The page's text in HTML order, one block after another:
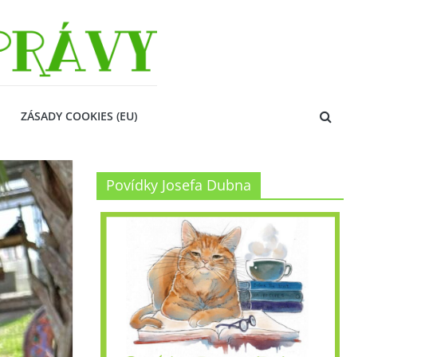
ZÁSADY COOKIES (EU)
Povídky Josefa Dubna